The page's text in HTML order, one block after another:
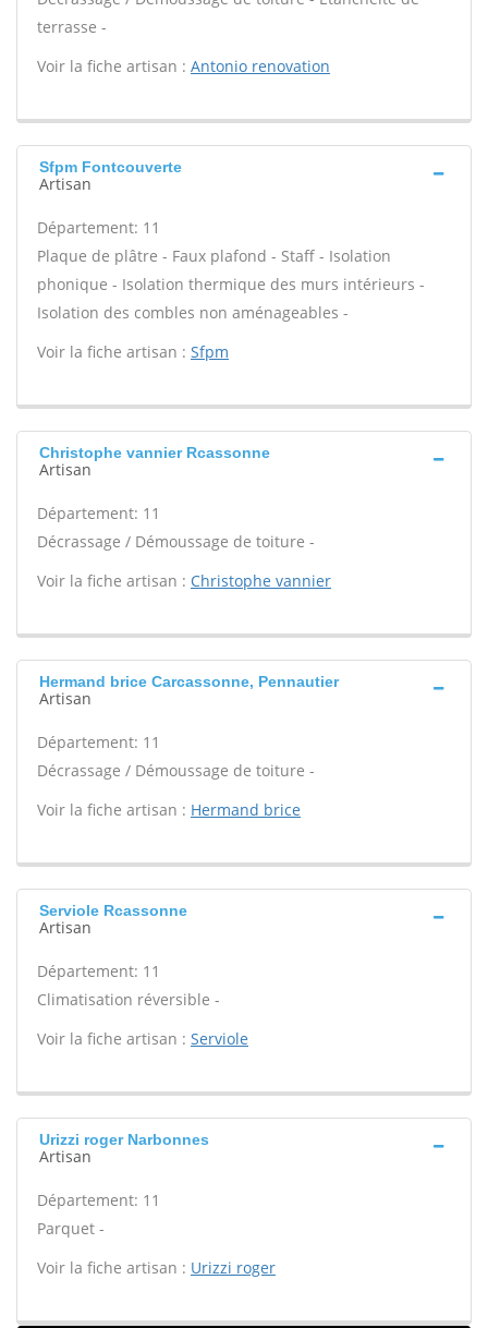
terrasse -
Voir la fiche artisan : Antonio renovation
Sfpm Fontcouverte
Artisan
Département: 11
Plaque de plâtre - Faux plafond - Staff - Isolation
phonique - Isolation thermique des murs intérieurs -
Isolation des combles non aménageables -
Voir la fiche artisan : Sfpm
Christophe vannier Rcassonne
Artisan
Département: 11
Décrassage / Démoussage de toiture -
Voir la fiche artisan : Christophe vannier
Hermand brice Carcassonne, Pennautier
Artisan
Département: 11
Décrassage / Démoussage de toiture -
Voir la fiche artisan : Hermand brice
Serviole Rcassonne
Artisan
Département: 11
Climatisation réversible -
Voir la fiche artisan : Serviole
Urizzi roger Narbonnes
Artisan
Département: 11
Parquet -
Voir la fiche artisan : Urizzi roger